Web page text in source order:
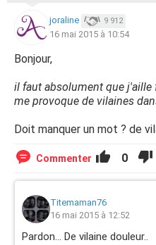
joraline 9 912
16 mai 2015 à 10:54
Bonjour,
il faut absolument que j'aille
me provoque de vilaines
Doit manquer un mot ? de
Commenter 0
Titemaman76
16 mai 2015 à 12:52
Pardon... De vilaine douleur..